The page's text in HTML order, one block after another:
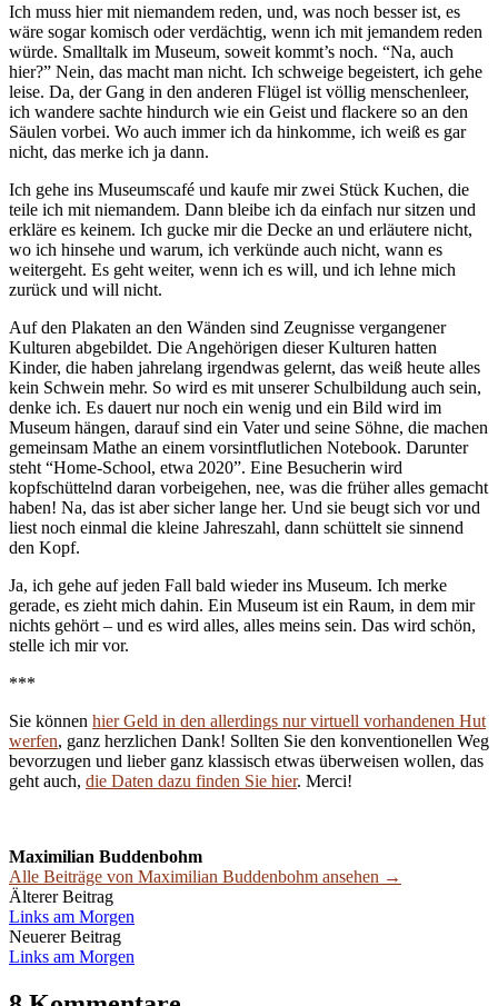
Ich muss hier mit niemandem reden, und, was noch besser ist, es
wäre sogar komisch oder verdächtig, wenn ich mit jemandem reden
würde. Smalltalk im Museum, soweit kommt’s noch. “Na, auch
hier?” Nein, das macht man nicht. Ich schweige begeistert, ich gehe
leise. Da, der Gang in den anderen Flügel ist völlig menschenleer,
ich wandere sachte hindurch wie ein Geist und flackere so an den
Säulen vorbei. Wo auch immer ich da hinkomme, ich weiß es gar
nicht, das merke ich ja dann.
Ich gehe ins Museumscafé und kaufe mir zwei Stück Kuchen, die
teile ich mit niemandem. Dann bleibe ich da einfach nur sitzen und
erkläre es keinem. Ich gucke mir die Decke an und erläutere nicht,
wo ich hinsehe und warum, ich verkünde auch nicht, wann es
weitergeht. Es geht weiter, wenn ich es will, und ich lehne mich
zurück und will nicht.
Auf den Plakaten an den Wänden sind Zeugnisse vergangener
Kulturen abgebildet. Die Angehörigen dieser Kulturen hatten
Kinder, die haben jahrelang irgendwas gelernt, das weiß heute alles
kein Schwein mehr. So wird es mit unserer Schulbildung auch sein,
denke ich. Es dauert nur noch ein wenig und ein Bild wird im
Museum hängen, darauf sind ein Vater und seine Söhne, die machen
gemeinsam Mathe an einem vorsintflutlichen Notebook. Darunter
steht “Home-School, etwa 2020”. Eine Besucherin wird
kopfschüttelnd daran vorbeigehen, nee, was die früher alles gemacht
haben! Na, das ist aber sicher lange her. Und sie beugt sich vor und
liest noch einmal die kleine Jahreszahl, dann schüttelt sie sinnend
den Kopf.
Ja, ich gehe auf jeden Fall bald wieder ins Museum. Ich merke
gerade, es zieht mich dahin. Ein Museum ist ein Raum, in dem mir
nichts gehört – und es wird alles, alles meins sein. Das wird schön,
stelle ich mir vor.
***
Sie können hier Geld in den allerdings nur virtuell vorhandenen Hut
werfen, ganz herzlichen Dank! Sollten Sie den konventionellen Weg
bevorzugen und lieber ganz klassisch etwas überweisen wollen, das
geht auch, die Daten dazu finden Sie hier. Merci!
Maximilian Buddenbohm
Alle Beiträge von Maximilian Buddenbohm ansehen →
Beitrags-
Navigation
Älterer Beitrag
Links am Morgen
Neuerer Beitrag
Links am Morgen